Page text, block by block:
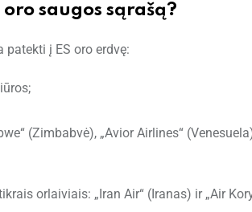
saugos sąrašą?
į ES oro erdvę:
(Zimbabvė), „Avior Airlines“
orlaiviais: „Iran Air“ (Iranas) ir „Air